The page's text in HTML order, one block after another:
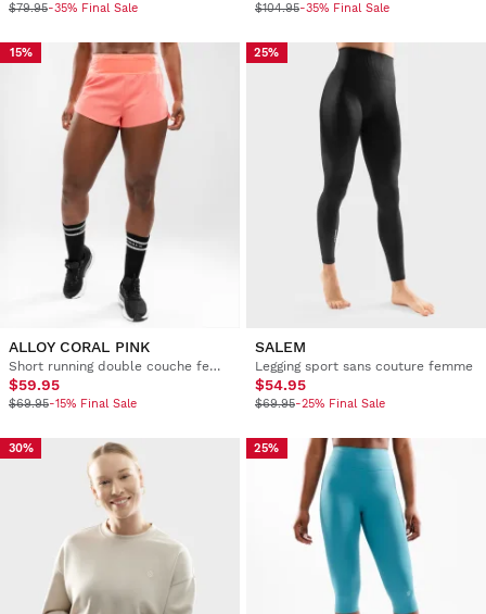
$79.95-35% Final Sale $104.95-35% Final Sale
15%
ALLOY CORAL PINK
Short running double couche femme
$59.95
$69.95-15% Final Sale
25%
SALEM
Legging sport sans couture femme
$54.95
$69.95-25% Final Sale
30% 25%